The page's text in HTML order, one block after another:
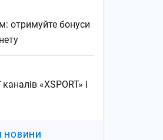
отримуйте бонуси
«XSPORT» і
НОВИНИ